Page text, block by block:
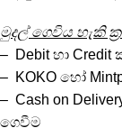
මුදල් ගෙවිය හැකි
– Debit හා
– KOKO හෝ
– Cash on
ගෙවීම